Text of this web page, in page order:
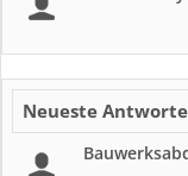
Neueste